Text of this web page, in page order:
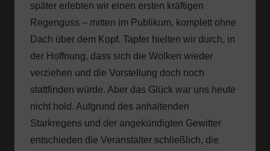
später erlebten wir einen ersten kräftigen
Regenguss – mitten im Publikum, komplett ohne
Dach über dem Kopf. Tapfer hielten wir durch, in
der Hoffnung, dass sich die Wolken wieder
verziehen und die Vorstellung doch noch
stattfinden würde. Aber das Glück war uns heute
nicht hold. Aufgrund des anhaltenden
Starkregens und der angekündigten Gewitter
entschieden die Veranstalter schließlich, die